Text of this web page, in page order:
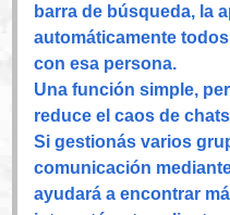
barra de búsqueda, la
automáticamente
con esa persona.
Una función simple,
reduce el caos de
Si gestionás varios
comunicación
ayudará a encontrar